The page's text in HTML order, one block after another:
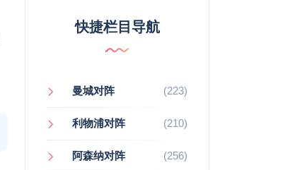
快捷栏目导航
曼城对阵 (223)
利物浦对阵 (210)
阿森纳对阵 (256)